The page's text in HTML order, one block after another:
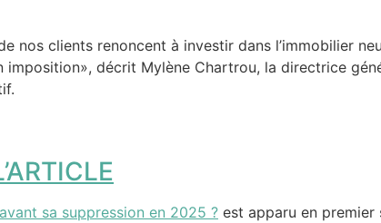
nos clients renoncent à investir dans l’immobilier
décrit Mylène Chartrou, la directrice
sa suppression en 2025 ? est apparu en premier